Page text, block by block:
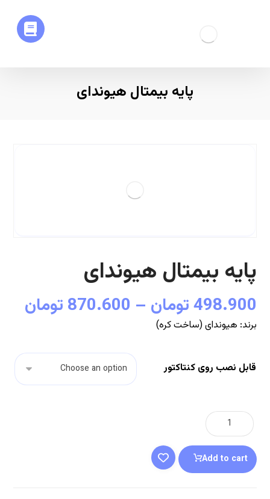
پایه بیمتال هیوندای
پایه بیمتال هیوندای
498.900تومان –
870.600 تومان
برند: هیوندای (ساخت کره)
قابل نصب روی کنتاکتور
Add to cart